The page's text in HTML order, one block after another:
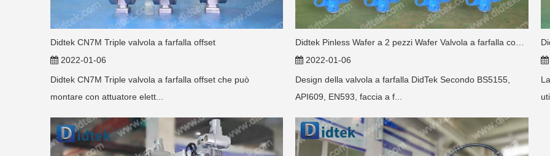
Didtek CN7M Triple valvola a farfalla offset
2022-01-06
Didtek CN7M Triple valvola a farfalla offset che può
montare con attuatore elett...
2022-01-06
Design della valvola a farfalla DidTek Secondo BS5155,
API609, EN593, faccia a f...